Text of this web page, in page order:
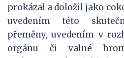
prokázal a doložil jako
uvedením této
přeměny, uvedením v
orgánu či valné